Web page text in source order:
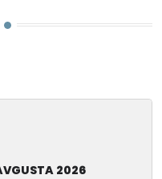
2026